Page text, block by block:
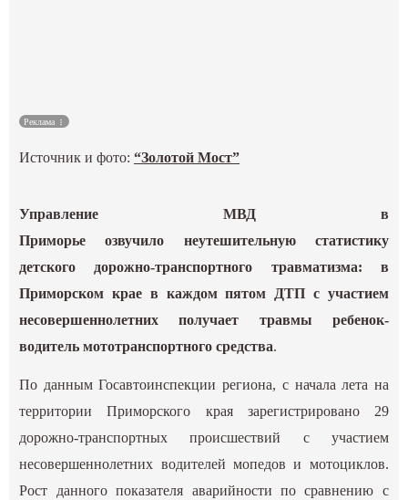
Реклама
Источник и фото:“Золотой Мост”
Управление МВД в
Приморье озвучило неутешительную статистику
детского дорожно-транспортного травматизма: в
Приморском крае в каждом пятом ДТП с участием
несовершеннолетних получает травмы ребенок-
водитель мототранспортного средства.
По данным Госавтоинспекции региона, с начала лета на
территории Приморского края зарегистрировано 29
дорожно-транспортных происшествий с участием
несовершеннолетних водителей мопедов и мотоциклов.
Рост данного показателя аварийности по сравнению с